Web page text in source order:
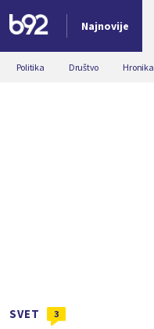
Najnovije
Nova vest
Politika Društvo Hronika
SVET 3